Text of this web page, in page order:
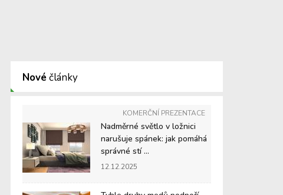
Nové články
KOMERČNÍ PREZENTACE
Nadměrné světlo v ložnici
narušuje spánek: jak pomáhá
správné stí ...
12.12.2025